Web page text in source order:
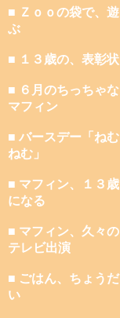
■ Ｚｏｏの袋で、遊
ぶ
■ １３歳の、表彰状
■ ６月のちっちゃな
マフィン
■ バースデー「ねむ
ねむ」
■ マフィン、１３歳
になる
■ マフィン、久々の
テレビ出演
■ ごはん、ちょうだ
い